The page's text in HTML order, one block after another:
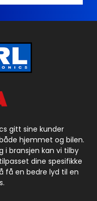
gitt sine kunder
hjemmet og bilen.
bransjen kan vi tilby
dine spesifikke
få en bedre lyd til en